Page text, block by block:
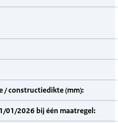
/ constructiedikte (mm):
01/2026 bij één maatregel: